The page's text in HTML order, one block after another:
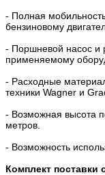
- Полная
бензиновому
- Поршневой насос и
применяемому
- Расходные
техники Wagner и
- Возможная высота
метров.
- Возможность
Комплект поставки